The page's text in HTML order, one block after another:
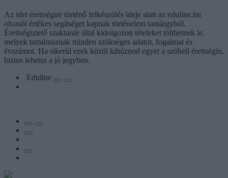
Az idei érettségire történő felkészülés ideje alatt az eduline.hu
olvasói értékes segítséget kapnak történelem tantárgyból.
Érettségiztető szaktanár által kidolgozott tételeket tölthetnek le,
melyek tartalmaznak minden szükséges adatot, fogalmat és
évszámot. Ha sikerül ezek közül kihúznod egyet a szóbeli érettségin,
biztos lehetsz a jó jegyben.
Eduline